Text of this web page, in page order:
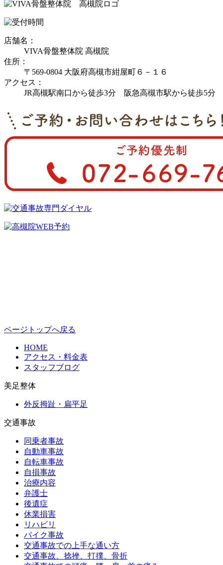
店舗名：
VIVA骨盤整体院 高槻院
住所：
〒569-0804 大阪府高槻市紺屋町６－１６
アクセス：
JR高槻駅南口から徒歩3分 阪急高槻市駅から徒歩5分
ページトップへ戻る
HOME
アクセス・料金表
スタッフブログ
美足整体
外反拇趾・扁平足
交通事故
同乗者事故
自動車事故
自転車事故
自損事故
治療内容
弁護士
後遺症
休業損害
リハビリ
バイク事故
交通事故での上手な通い方
交通事故、捻挫、打撲、骨折